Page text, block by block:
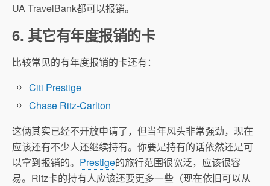
UA TravelBank都可以报销。
6. 其它有年度报销的卡
比较常见的有年度报销的卡还有：
Citi Prestige
Chase Ritz-Carlton
这俩其实已经不开放申请了，但当年风头非常强劲，现在
应该还有不少人还继续持有。你要是持有的话依然还是可
以拿到报销的。 Prestige的旅行范围很宽泛，应该很容
易。Ritz卡的持有人应该还要更多一些（现在依旧可以从